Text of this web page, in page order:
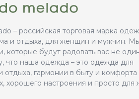
– российская торговая марка
и отдыха, для женщин и мужчин.
которые будут радовать вас не
что наша одежда – это одежда для
отдыха, гармонии в быту и комфорта
хорошего настроения и просто для